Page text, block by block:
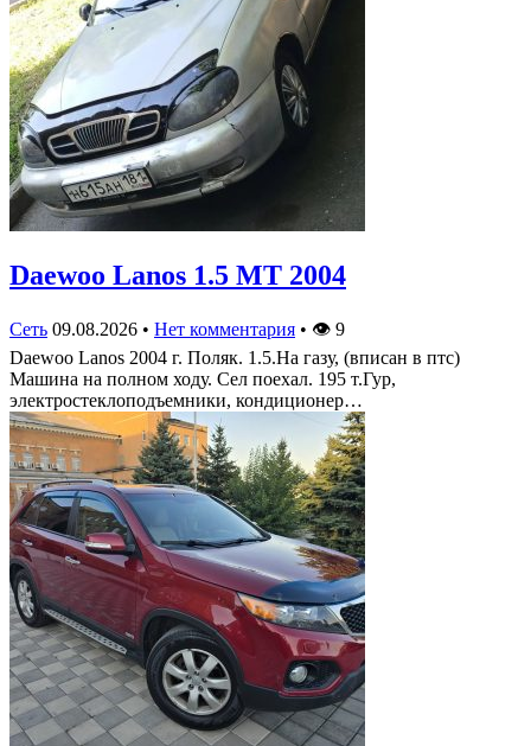
Daewoo Lanos 1.5 MT 2004
Сеть 09.08.2026 • Нет комментария • 👁 9
Daewoo Lanos 2004 г. Поляк. 1.5.На газу, (вписан в птс)
Машина на полном ходу. Сел поехал. 195 т.Гур,
электростеклоподъемники, кондиционер…